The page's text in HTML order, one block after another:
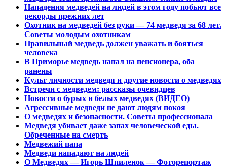
Нападения медведей на людей в этом году побьют все
рекорды прежних лет
Охотник на медведей без руки — 74 медведя за 68 лет.
Советы молодым охотникам
Правильный медведь должен уважать и бояться
человека
В Приморье медведь напал на пенсионера, оба
ранены
Культ личности медведя и другие новости о медведях
Встречи с медведем: рассказы очевидцев
Новости о бурых и белых медведях (ВИДЕО)
Агрессивные медведи не дают людям покоя
О медведях и безопасности. Советы профессионала
Медведя убивает даже запах человеческой еды.
Обреченные на смерть
Медвежий папа
Медведи нападают на людей
О Медведях — Игорь Шпиленок — Фоторепортаж